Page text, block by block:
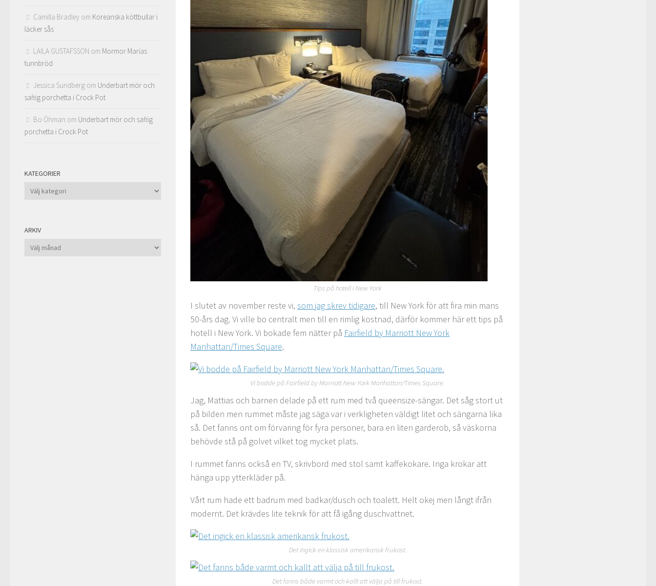
Tips på hotell i New York
I slutet av november reste vi, som jag skrev tidigare, till New York för att fira min mans
50-års dag. Vi ville bo centralt men till en rimlig kostnad, därför kommer här ett tips på
hotell i New York. Vi bokade fem nätter på Fairfield by Marriott New York
Manhattan/Times Square.
Vi bodde på Fairfield by Marriott New York Manhattan/Times Square.
Jag, Mattias och barnen delade på ett rum med två queensize-sängar. Det såg stort ut
på bilden men rummet måste jag säga var i verkligheten väldigt litet och sängarna lika
så. Det fanns ont om förvaring för fyra personer, bara en liten garderob, så väskorna
behövde stå på golvet vilket tog mycket plats.
I rummet fanns också en TV, skrivbord med stol samt kaffekokare. Inga krokar att
hänga upp ytterkläder på.
Vårt rum hade ett badrum med badkar/dusch och toalett. Helt okej men långt ifrån
modernt. Det krävdes lite teknik för att få igång duschvattnet.
Det ingick en klassisk amerikansk frukost.
Det fanns både varmt och kallt att välja på till frukost.
Camilla Bradley om Koreanska köttbullar i
läcker sås
LAILA GUSTAFSSON om Mormor Marias
tunnbröd
Jessica Sundberg om Underbart mör och
saftig porchetta i Crock Pot
Bo Öhman om Underbart mör och saftig
porchetta i Crock Pot
KATEGORIER
Kategorier
ARKIV
Arkiv